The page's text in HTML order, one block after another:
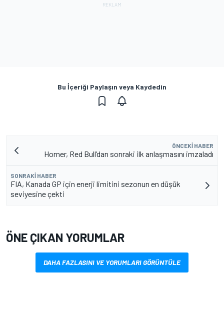
Bu İçeriği Paylaşın veya Kaydedin
ÖNCEKI HABER
Horner, Red Bull’dan sonraki ilk anlaşmasını imzaladı
SONRAKI HABER
FIA, Kanada GP için enerji limitini sezonun en düşük
seviyesine çekti
ÖNE ÇIKAN YORUMLAR
DAHA FAZLASINI VE YORUMLARI GÖRÜNTÜLE